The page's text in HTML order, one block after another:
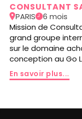
CONSULTANT
PARIS
6 mois
Mission de
grand groupe
sur le domaine
conception au Go
En savoir plus...